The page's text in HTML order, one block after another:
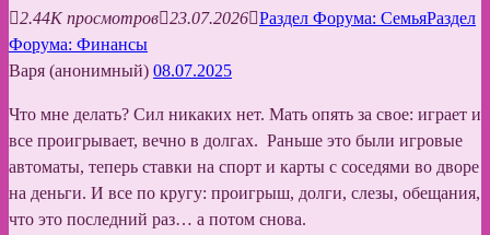
2.44K просмотров 23.07.2026 Раздел Форума: СемьяРаздел
Форума: Финансы
Варя (анонимный) 08.07.2025
Что мне делать? Сил никаких нет. Мать опять за свое: играет и
все проигрывает, вечно в долгах. Раньше это были игровые
автоматы, теперь ставки на спорт и карты с соседями во дворе
на деньги. И все по кругу: проигрыш, долги, слезы, обещания,
что это последний раз… а потом снова.